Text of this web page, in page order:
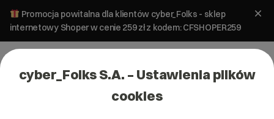
Promocja powitalna dla klientów cyber_Folks - sklep
internetowy Shoper w cenie 259 zł z kodem: CFSHOPER259
cyber_Folks S.A. – Ustawienia plików
cookies